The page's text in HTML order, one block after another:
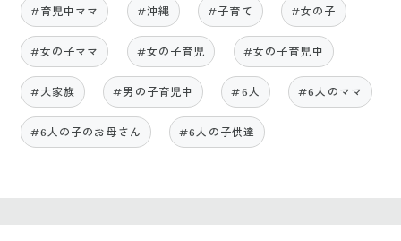
#育児中ママ #沖縄 #子育て #女の子
#女の子ママ #女の子育児 #女の子育児中
#大家族 #男の子育児中 #6人 #6人のママ
#6人の子のお母さん #6人の子供達